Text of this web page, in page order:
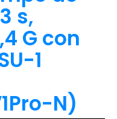
s,
G con
1
N)